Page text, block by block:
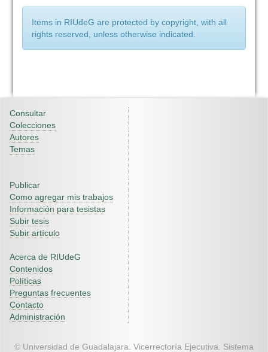
Items in RIUdeG are protected by copyright, with all
rights reserved, unless otherwise indicated.
Consultar
Colecciones
Autores
Temas
Publicar
Como agregar mis trabajos
Información para tesistas
Subir tesis
Subir artículo
Acerca de RIUdeG
Contenidos
Políticas
Preguntas frecuentes
Contacto
Administración
© Universidad de Guadalajara. Vicerrectoría Ejecutiva. Sistema